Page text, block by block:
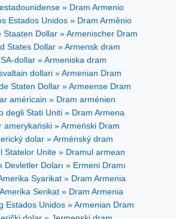
» Dram Armenio
Estados Unidos » Dram Armênio
Staaten Dollar » Armenischer Dram
States Dollar » Armensk dram
dollar » Armeniska dram
dollari » Armenian Dram
Staten Dollar » Armeense Dram
américain » Dram arménien
degli Stati Uniti » Dram Armena
amerykański » Armeński Dram
dolar » Arménský dram
Statelor Unite » Dramul armean
Devletler Doları » Ermeni Dramı
Syarikat » Dram Armenia
Serikat » Dram Armenia
Estados Unidos » Armenian Dram